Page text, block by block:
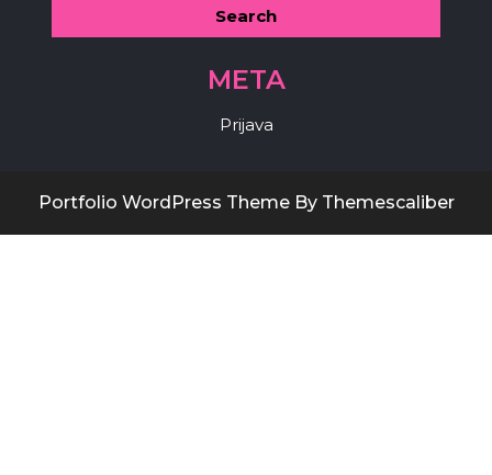
META
Prijava
Portfolio WordPress ThemeBy Themescaliber